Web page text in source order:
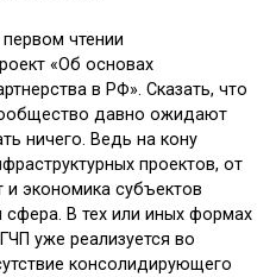
чтении
«Об основах
в РФ». Сказать, что
давно ожидают
ничего. Ведь на кону
проектов, от
и экономика субъектов
В тех или иных формах
уже реализуется во
консолидирующего